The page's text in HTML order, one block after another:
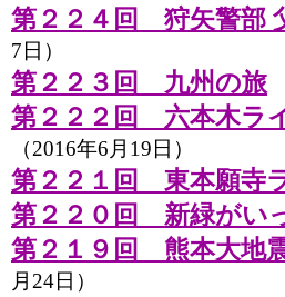
第２２４回 狩矢警部
7日）
第２２３回 九州の旅
第２２２回 六本木
（2016年6月19日）
第２２１回 東本願寺
第２２０回 新緑がい
第２１９回 熊本大地
月24日）